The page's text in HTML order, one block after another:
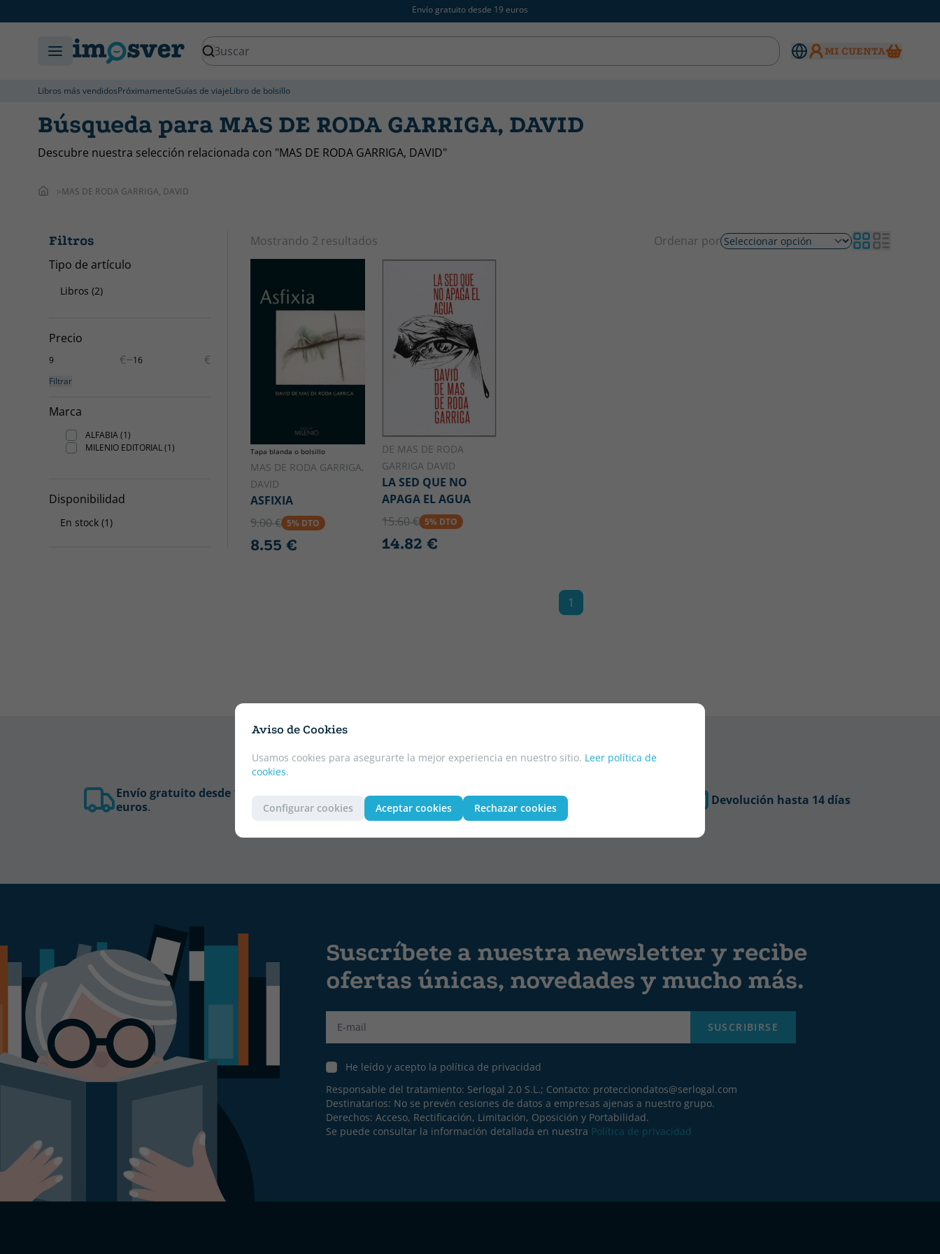
Envío gratuito desde 19 euros
MI CUENTA
Libros más vendidosPróximamenteGuías de viajeLibro de bolsillo
Aviso de Cookies
Usamos cookies para asegurarte la mejor experiencia en nuestro sitio. Leer política de
cookies.
Configurar cookies Aceptar cookies Rechazar cookies
Búsqueda para MAS DE RODA GARRIGA, DAVID
Descubre nuestra selección relacionada con "MAS DE RODA GARRIGA, DAVID"
MAS DE RODA GARRIGA, DAVID
Filtros
Tipo de artículo
Libros (2)
Precio
€– €
Filtrar
Marca
ALFABIA (1)
MILENIO EDITORIAL (1)
Disponibilidad
En stock (1)
Mostrando 2 resultados Ordenar por
Tapa blanda o bolsillo
MAS DE RODA GARRIGA,
DAVID
ASFIXIA
9.00 € 5% DTO
8.55 €
DE MAS DE RODA
GARRIGA DAVID
LA SED QUE NO
APAGA EL AGUA
15.60 € 5% DTO
14.82 €
1
Envío gratuito desde 19
euros.
Descuentos del 5% en
todos nuestros libros
Devolución hasta 14 días
Suscríbete a nuestra newsletter y recibe
ofertas únicas, novedades y mucho más.
SUSCRIBIRSE
He leído y acepto la política de privacidad
Responsable del tratamiento: Serlogal 2.0 S.L.; Contacto: protecciondatos@serlogal.com
Destinatarios: No se prevén cesiones de datos a empresas ajenas a nuestro grupo.
Derechos: Acceso, Rectificación, Limitación, Oposición y Portabilidad.
Se puede consultar la información detallada en nuestra Política de privacidad